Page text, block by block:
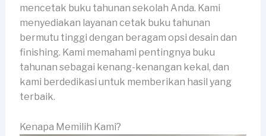
mencetak buku tahunan sekolah Anda. Kami
menyediakan layanan cetak buku tahunan
bermutu tinggi dengan beragam opsi desain dan
finishing. Kami memahami pentingnya buku
tahunan sebagai kenang-kenangan kekal, dan
kami berdedikasi untuk memberikan hasil yang
terbaik.
Kenapa Memilih Kami?